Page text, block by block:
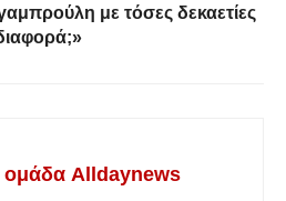
με τόσες δεκαετίες
ομάδα Alldaynews